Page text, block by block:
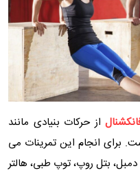
از حرکات بنیادی مانند
برای انجام این تمرینات می
دمبل، بتل روپ، توپ طبی، هالتر